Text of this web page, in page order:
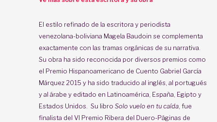
El estilo refinado de la escritora y periodista
venezolana-boliviana Magela Baudoin se complementa
exactamente con las tramas orgánicas de su narrativa.
Su obra ha sido reconocida por diversos premios como
el Premio Hispanoamericano de Cuento Gabriel García
Márquez 2015 y ha sido traducido al inglés, al portugués
y al árabe y editado en Latinoamérica, España, Egipto y
Estados Unidos. Su libro Solo vuelo en tu caída , fue
finalista del VI Premio Ribera del Duero-Páginas de